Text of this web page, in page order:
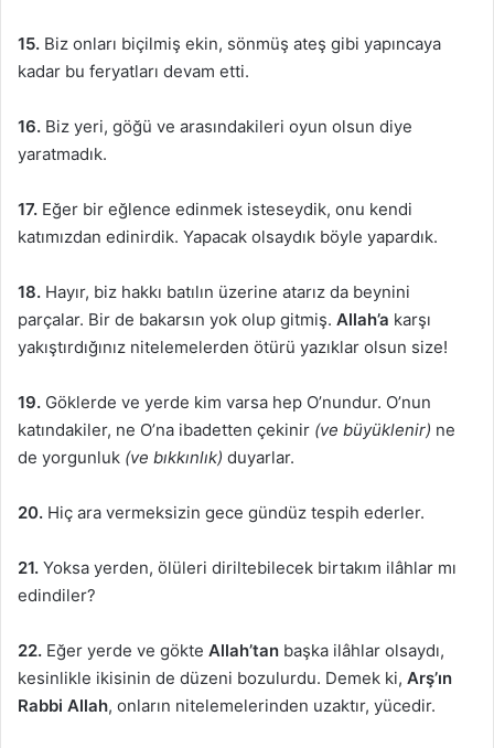
15. Biz onları biçilmiş ekin, sönmüş ateş gibi yapıncaya
kadar bu feryatları devam etti.
16. Biz yeri, göğü ve arasındakileri oyun olsun diye
yaratmadık.
17. Eğer bir eğlence edinmek isteseydik, onu kendi
katımızdan edinirdik. Yapacak olsaydık böyle yapardık.
18. Hayır, biz hakkı batılın üzerine atarız da beynini
parçalar. Bir de bakarsın yok olup gitmiş. Allah’a karşı
yakıştırdığınız nitelemelerden ötürü yazıklar olsun size!
19. Göklerde ve yerde kim varsa hep O’nundur. O’nun
katındakiler, ne O’na ibadetten çekinir (ve büyüklenir) ne
de yorgunluk (ve bıkkınlık) duyarlar.
20. Hiç ara vermeksizin gece gündüz tespih ederler.
21. Yoksa yerden, ölüleri diriltebilecek birtakım ilâhlar mı
edindiler?
22. Eğer yerde ve gökte Allah’tan başka ilâhlar olsaydı,
kesinlikle ikisinin de düzeni bozulurdu. Demek ki, Arş’ın
Rabbi Allah, onların nitelemelerinden uzaktır, yücedir.